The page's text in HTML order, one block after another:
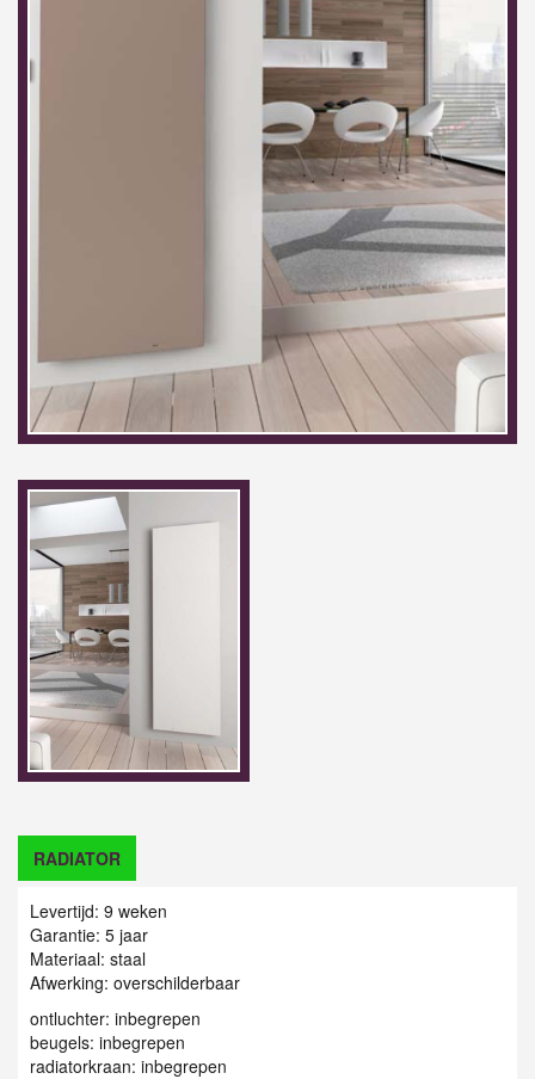
RADIATOR
Levertijd: 9 weken
Garantie: 5 jaar
Materiaal: staal
Afwerking: overschilderbaar
ontluchter: inbegrepen
beugels: inbegrepen
radiatorkraan: inbegrepen